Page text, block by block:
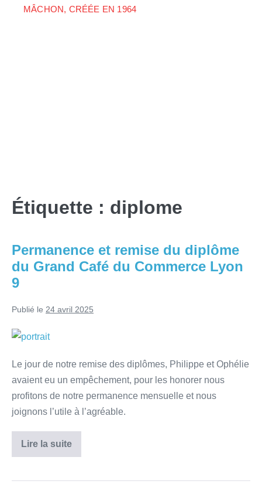
MÂCHON, CRÉÉE EN 1964
Étiquette : diplome
Permanence et remise du diplôme
du Grand Café du Commerce Lyon
9
Publié le 24 avril 2025
Le jour de notre remise des diplômes, Philippe et Ophélie
avaient eu un empêchement, pour les honorer nous
profitons de notre permanence mensuelle et nous
joignons l’utile à l’agréable.
Lire la suite